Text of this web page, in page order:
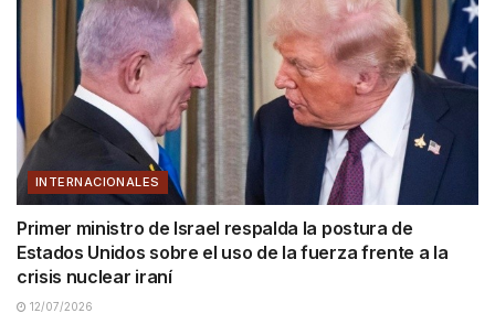
INTERNACIONALES
Primer ministro de Israel respalda la postura de
Estados Unidos sobre el uso de la fuerza frente a la
crisis nuclear iraní
12/07/2026